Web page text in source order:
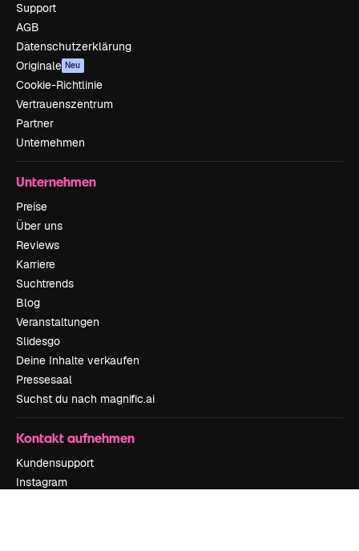
Support
AGB
Datenschutzerklärung
Originale Neu
Cookie-Richtlinie
Vertrauenszentrum
Partner
Unternehmen
Unternehmen
Preise
Über uns
Reviews
Karriere
Suchtrends
Blog
Veranstaltungen
Slidesgo
Deine Inhalte verkaufen
Pressesaal
Suchst du nach magnific.ai
Kontakt aufnehmen
Kundensupport
Instagram